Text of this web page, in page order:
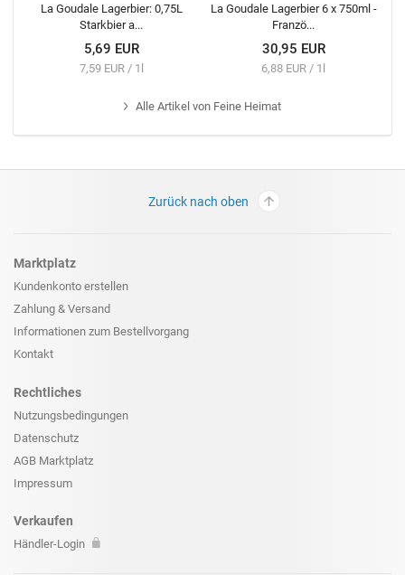
La Goudale Lagerbier: 0,75L
Starkbier a...
5,69 EUR
7,59 EUR / 1l
La Goudale Lagerbier 6 x 750ml -
Franzö...
30,95 EUR
6,88 EUR / 1l
Alle Artikel von Feine Heimat
Zurück nach oben
Marktplatz
Kundenkonto erstellen
Zahlung & Versand
Informationen zum Bestellvorgang
Kontakt
Rechtliches
Nutzungsbedingungen
Datenschutz
AGB Marktplatz
Impressum
Verkaufen
Händler-Login